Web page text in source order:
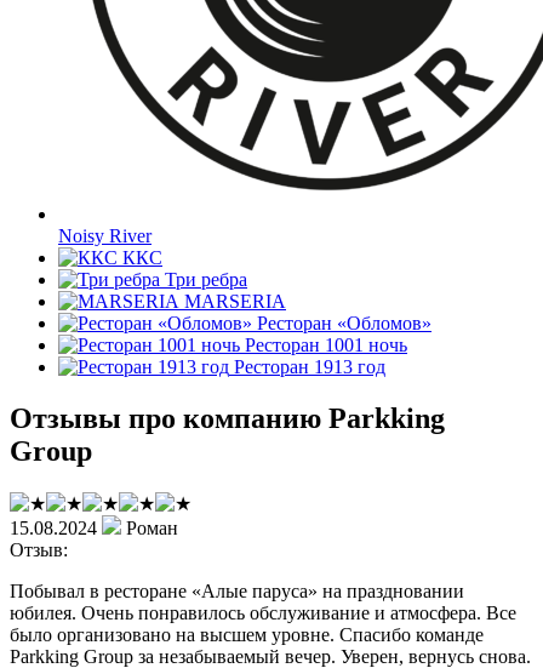
Noisy River
ККС
Три ребра
MARSERIA
Ресторан «Обломов»
Ресторан 1001 ночь
Ресторан 1913 год
Отзывы про компанию Parkking
Group
15.08.2024
Роман
Отзыв:
Побывал в ресторане «Алые паруса» на праздновании
юбилея. Очень понравилось обслуживание и атмосфера. Все
было организовано на высшем уровне. Спасибо команде
Parkking Group за незабываемый вечер. Уверен, вернусь снова.